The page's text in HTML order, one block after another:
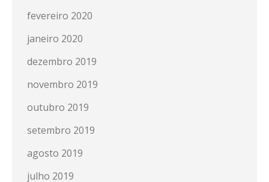
fevereiro 2020
janeiro 2020
dezembro 2019
novembro 2019
outubro 2019
setembro 2019
agosto 2019
julho 2019